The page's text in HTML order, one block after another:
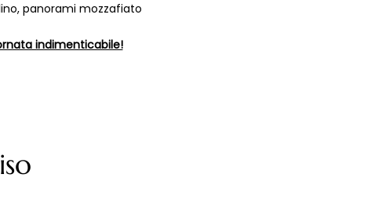
panorami mozzafiato
indimenticabile!